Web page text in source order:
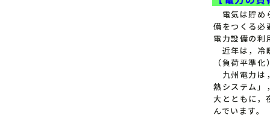
電気は貯め
備をつくる必
電力設備の利
近年は，冷
（負荷平準
九州電力は
熱システム」
大とともに，
んでいます。